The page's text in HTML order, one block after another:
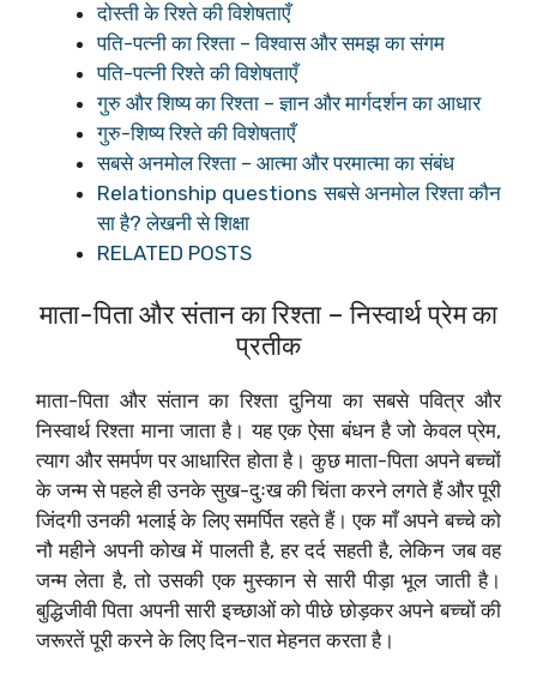
दोस्ती के रिश्ते की विशेषताएँ
पति-पत्नी का रिश्ता – विश्वास और समझ का संगम
पति-पत्नी रिश्ते की विशेषताएँ
गुरु और शिष्य का रिश्ता – ज्ञान और मार्गदर्शन का आधार
गुरु-शिष्य रिश्ते की विशेषताएँ
सबसे अनमोल रिश्ता – आत्मा और परमात्मा का संबंध
Relationship questions सबसे अनमोल रिश्ता कौन
सा है? लेखनी से शिक्षा
RELATED POSTS
माता-पिता और संतान का रिश्ता – निस्वार्थ प्रेम का
प्रतीक
माता-पिता और संतान का रिश्ता दुनिया का सबसे पवित्र और
निस्वार्थ रिश्ता माना जाता है। यह एक ऐसा बंधन है जो केवल प्रेम,
त्याग और समर्पण पर आधारित होता है। कुछ माता-पिता अपने बच्चों
के जन्म से पहले ही उनके सुख-दुःख की चिंता करने लगते हैं और पूरी
जिंदगी उनकी भलाई के लिए समर्पित रहते हैं। एक माँ अपने बच्चे को
नौ महीने अपनी कोख में पालती है, हर दर्द सहती है, लेकिन जब वह
जन्म लेता है, तो उसकी एक मुस्कान से सारी पीड़ा भूल जाती है।
बुद्धिजीवी पिता अपनी सारी इच्छाओं को पीछे छोड़कर अपने बच्चों की
जरूरतें पूरी करने के लिए दिन-रात मेहनत करता है।